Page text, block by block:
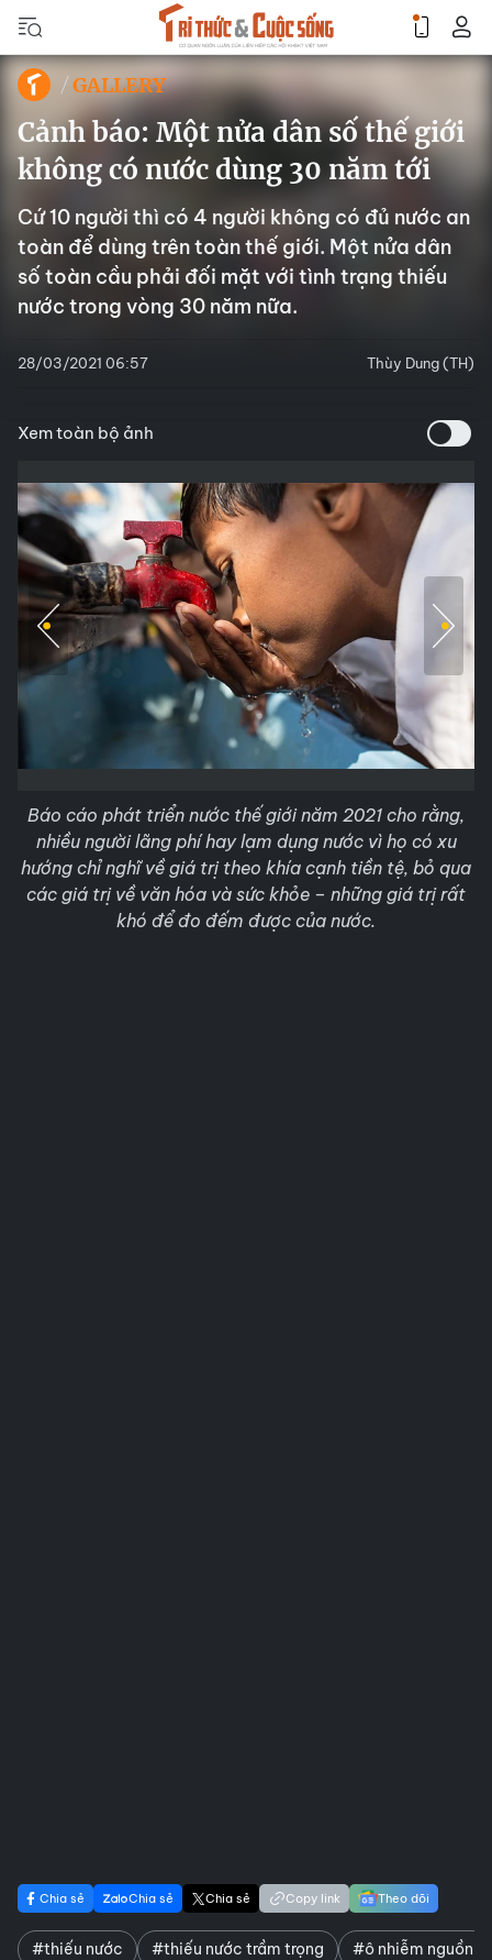
GALLERY
Cảnh báo: Một nửa dân số thế giới
không có nước dùng 30 năm tới
Cứ 10 người thì có 4 người không có đủ nước an
toàn để dùng trên toàn thế giới. Một nửa dân
số toàn cầu phải đối mặt với tình trạng thiếu
nước trong vòng 30 năm nữa.
28/03/2021 06:57 Thùy Dung (TH)
Xem toàn bộ ảnh
Báo cáo phát triển nước thế giới năm 2021 cho rằng,
nhiều người lãng phí hay lạm dụng nước vì họ có xu
hướng chỉ nghĩ về giá trị theo khía cạnh tiền tệ, bỏ qua
các giá trị về văn hóa và sức khỏe – những giá trị rất
khó để đo đếm được của nước.
Chia sẻ Chia sẻ Chia sẻ Copy link Theo dõi
#thiếu nước #thiếu nước trầm trọng #ô nhiễm nguồn